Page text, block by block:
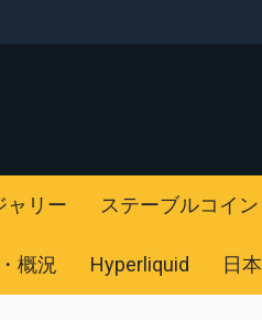
ャリー ステーブルコイン
概況 Hyperliquid 日本